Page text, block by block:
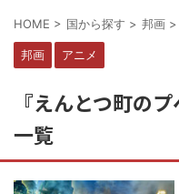
HOME > 国から探す > 邦画 >
邦画 アニメ
『えんとつ町の
一覧